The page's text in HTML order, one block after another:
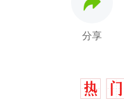
分享